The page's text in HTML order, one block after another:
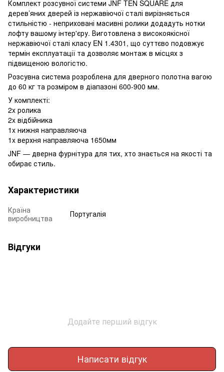
Комплект розсувної системи JNF TEN SQUARE для
дерев’яних дверей із нержавіючої сталі вирізняється
стильністю - неприховані масивні ролики додадуть нотки
лофту вашому інтер'єру. Виготовлена з високоякісної
нержавіючої сталі класу EN 1.4301, що суттєво подовжує
термін експлуатації та дозволяє монтаж в місцях з
підвищеною вологістю.
Розсувна система розроблена для дверного полотна вагою
до 60 кг та розміром в діапазоні 600-900 мм.
У комплекті:
2x ролика
2x відбійника
1x нижня направляюча
1x верхня направляюча 1650мм
JNF — дверна фурнітура для тих, хто знається на якості та
обирає стиль.
Характеристики
Країна
виробництва
Португалія
Відгуки
Додайте перший відгук
Написати відгук